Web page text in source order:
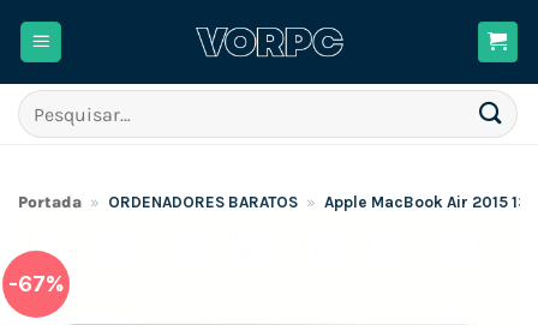
Pesquisar
por:
Portada » ORDENADORES BARATOS » Apple MacBook Air 2015
-67%